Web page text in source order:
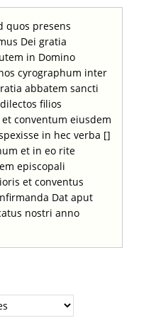
quos presens
Dei gratia
in Domino
cyrographum inter
abbatem sancti
filios
conventum eiusdem
in hec verba []
et in eo rite
episcopali
et conventus
Dat aput
nostri anno